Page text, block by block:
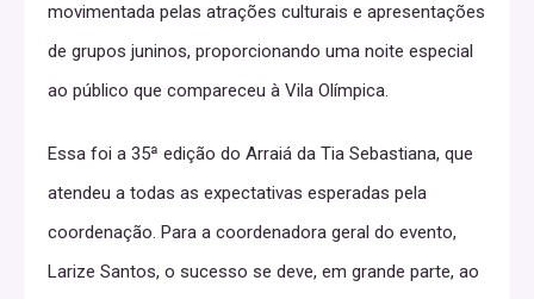
movimentada pelas atrações culturais e apresentações
de grupos juninos, proporcionando uma noite especial
ao público que compareceu à Vila Olímpica.
Essa foi a 35ª edição do Arraiá da Tia Sebastiana, que
atendeu a todas as expectativas esperadas pela
coordenação. Para a coordenadora geral do evento,
Larize Santos, o sucesso se deve, em grande parte, ao